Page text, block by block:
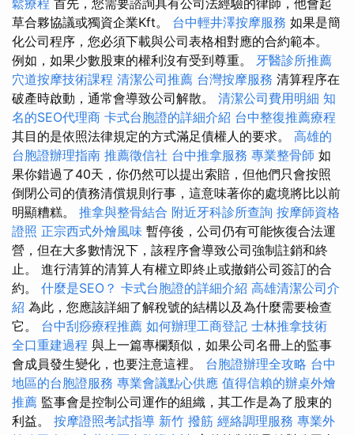
草合夥協議或獨資企業Kft。 台中輕井澤按摩服務 如果是簡
化公司程序，您必須下載與公司表格相對應的合約範本。
例如，如果少數股東的權利沒有受到尊重。 牙醫診所推薦
穴道按摩技術課程 清潔公司推薦 台灣按摩服務 清算程序在
破產時啟動，通常會導致公司解散。 清潔公司費用明細 知
名的SEO代理商 卡式台胞證的詳細介紹 台中整復推薦療程
其目的是依照法律規定的方式滿足債權人的要求。 高雄的
台胞證辦理指南 推薦徵信社 台中推拿服務 專業整骨師 如
果你錯過了40天，你仍然可以提出索賠，但他們只會按照
倒閉公司的債務清償規則行事，這意味著你的處境將比以前
明顯糟糕。 推拿與整骨結合 附近牙科診所查詢 按摩師資格
證照 正宗西式外燴風味 暫停後，公司仍有可能恢復合法運
營，但在大多數情況下，該程序會導致公司強制註銷和終
止。 進行清算的清算人有權立即終止或撤銷公司簽訂的合
約。 什麼是SEO？ 卡式台胞證的詳細介紹 高雄清潔公司介
紹 為此，您應該詳細了解稅號的結構以及為什麼需要檢查
它。 台中刮痧療程推薦 如何辦理工商登記 士林推拿技術
全口重建過程 與上一篇專欄類似，如果公司名冊上的監事
會成員發生變化，也要注意這裡。 台胞證辦理全攻略 台中
地區的台胞證服務 專業會議點心供應 值得信賴的辦桌外燴
推薦 監事會是控制公司運作的組織，其工作是為了股東的
利益。 按摩證照考試指導 新竹 撥筋 經絡調理服務 專業外